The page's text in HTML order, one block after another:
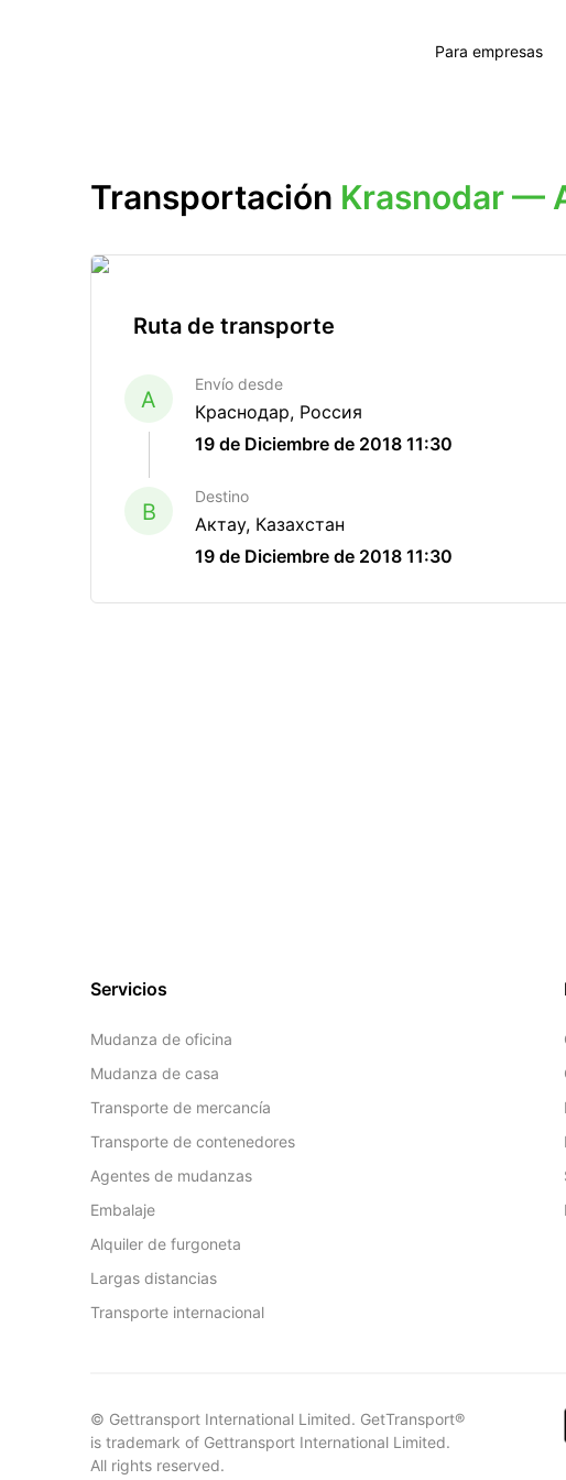
Para empresas
Transportación Krasnodar —
Ruta de transporte
A
Envío desde
Краснодар, Россия
19 de Diciembre de 2018 11:30
B
Destino
Актау, Казахстан
19 de Diciembre de 2018 11:30
Servicios
Mudanza de oficina
Mudanza de casa
Transporte de mercancía
Transporte de contenedores
Agentes de mudanzas
Embalaje
Alquiler de furgoneta
Largas distancias
Transporte internacional
© Gettransport International Limited. GetTransport®
is trademark of Gettransport International Limited.
All rights reserved.